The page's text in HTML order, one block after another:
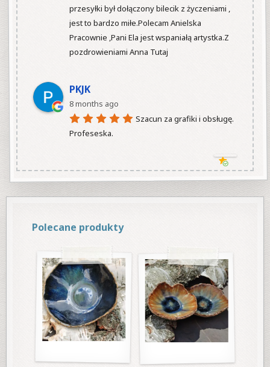
przesyłki był dołączony bilecik z życzeniami ,
jest to bardzo miłe.Polecam Anielska
Pracownie ,Pani Ela jest wspaniałą artystka.Z
pozdrowieniami Anna Tutaj
PKJK
8 months ago
Szacun za grafiki i obsługę.
Profeseska.
Polecane produkty